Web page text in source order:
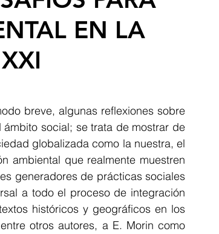
EN LA
social; se trata de mostrar de
globalizada como la nuestra, el
ambiental que realmente muestren
generadores de prácticas sociales
a todo el proceso de integración
históricos y geográficos en los
otros autores, a E. Morin como